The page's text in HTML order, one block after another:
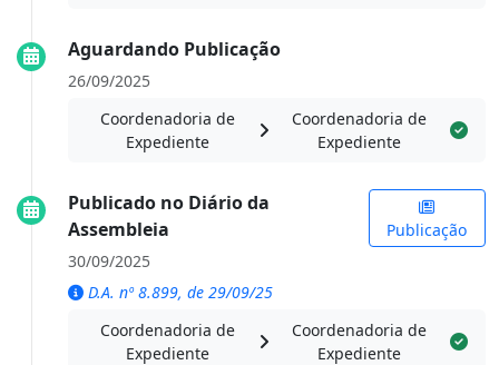
Aguardando Publicação
26/09/2025
Coordenadoria de
Expediente
Coordenadoria de
Expediente
Publicado no Diário da
Assembleia
Publicação
30/09/2025
D.A. nº 8.899, de 29/09/25
Coordenadoria de
Expediente
Coordenadoria de
Expediente